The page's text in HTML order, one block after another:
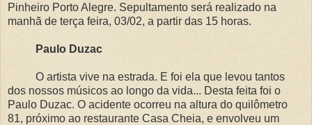
Pinheiro Porto Alegre. Sepultamento será realizado na
manhã de terça feira, 03/02, a partir das 15 horas.
Paulo Duzac
O artista vive na estrada. E foi ela que levou tantos
dos nossos músicos ao longo da vida... Desta feita foi o
Paulo Duzac. O acidente ocorreu na altura do quilômetro
81, próximo ao restaurante Casa Cheia, e envolveu um